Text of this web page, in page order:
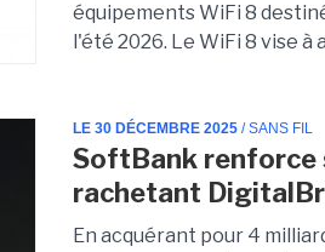
équipements WiFi 8
l'été 2026. Le WiFi 8 vise à
LE 30 DÉCEMBRE 2025 / SANS FIL
SoftBank renforce
rachetant
En acquérant pour 4